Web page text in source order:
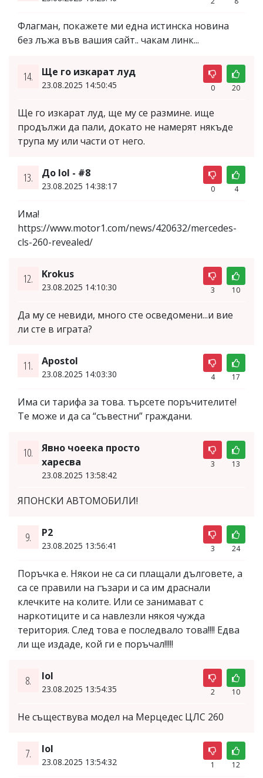
Флагман, покажете ми една истинска новина
без лъжа във вашия сайт.. чакам линк...
14. Ще го изкарат луд
23.08.2025 14:50:45 0 20
Ще го изкарат луд, ще му се размине. ище
продължи да пали, докато не намерят някъде
трупа му или части от него.
13. До lol - #8
23.08.2025 14:38:17 0 4
Има!
https://www.motor1.com/news/420632/mercedes-
cls-260-revealed/
12. Krokus
23.08.2025 14:10:30 3 10
Да му се невиди, много сте осведомени...и вие
ли сте в играта?
11. Apostol
23.08.2025 14:03:30 4 17
Има си тарифа за това. търсете поръчителите!
Те може и да са “съвестни” граждани.
10.
Явно чоеека просто
харесва
23.08.2025 13:58:42
3 13
ЯПОНСКИ АВТОМОБИЛИ!
9. P2
23.08.2025 13:56:41 3 24
Поръчка е. Някои не са си плащали дълговете, а
са се правили на гъзари и са им драснали
клечките на колите. Или се занимават с
наркотиците и са навлезли някоя чужда
територия. След това е последвало това!!!! Едва
ли ще издаде, кой ги е поръчал!!!!!
8. lol
23.08.2025 13:54:35 2 10
Не съществува модел на Мерцедес ЦЛС 260
7. lol
23.08.2025 13:54:32 1 12